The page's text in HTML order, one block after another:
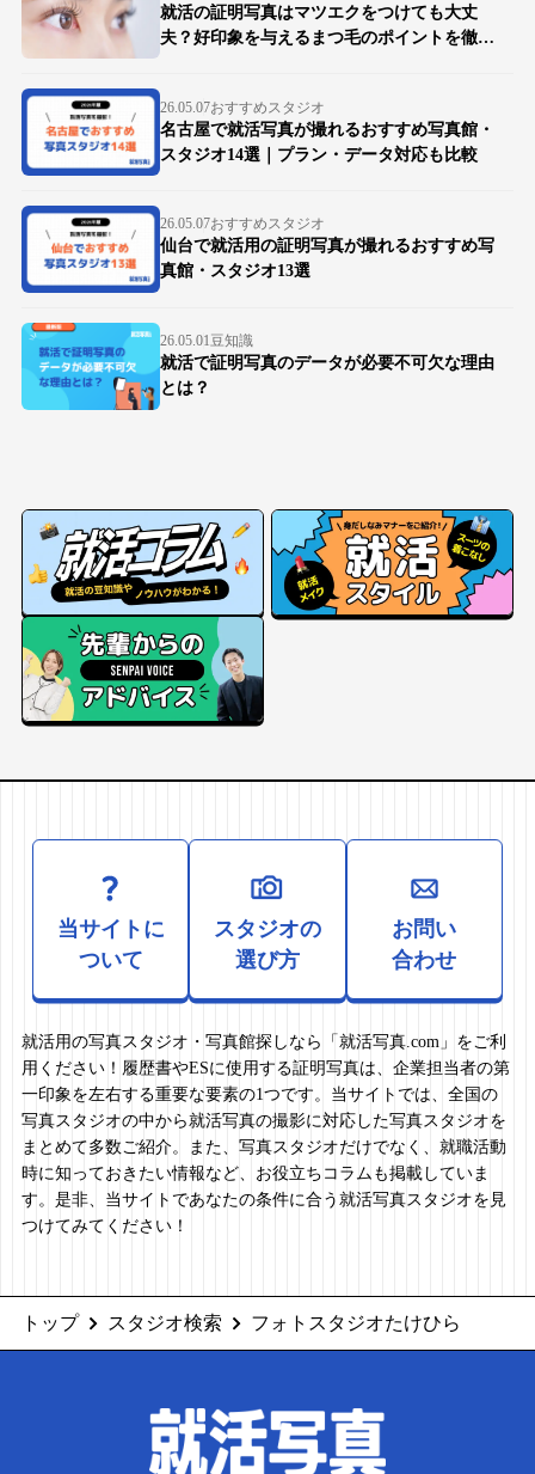
就活の証明写真はマツエクをつけても大丈
夫？好印象を与えるまつ毛のポイントを徹底
26.05.07おすすめスタジオ
名古屋で就活写真が撮れるおすすめ写真館・
スタジオ14選｜プラン・データ対応も比較
26.05.07おすすめスタジオ
仙台で就活用の証明写真が撮れるおすすめ写
真館・スタジオ13選
26.05.01豆知識
就活で証明写真のデータが必要不可欠な理由
とは？
当サイトに
ついて
スタジオの
選び方
お問い
合わせ
就活用の写真スタジオ・写真館探しなら「就活写真.com」をご利
用ください！履歴書やESに使用する証明写真は、企業担当者の第
一印象を左右する重要な要素の1つです。当サイトでは、全国の
写真スタジオの中から就活写真の撮影に対応した写真スタジオを
まとめて多数ご紹介。また、写真スタジオだけでなく、就職活動
時に知っておきたい情報など、お役立ちコラムも掲載していま
す。是非、当サイトであなたの条件に合う就活写真スタジオを見
つけてみてください！
トップ スタジオ検索 フォトスタジオたけひら